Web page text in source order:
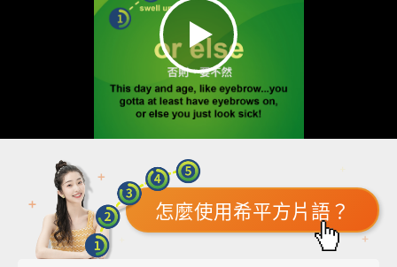
怎麼使用希平方片語？